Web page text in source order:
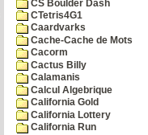
CS Boulder Dash
CTetris4G1
Caardvarks
Cache-Cache de Mots
Cacorm
Cactus Billy
Calamanis
Calcul Algebrique
California Gold
California Lottery
California Run